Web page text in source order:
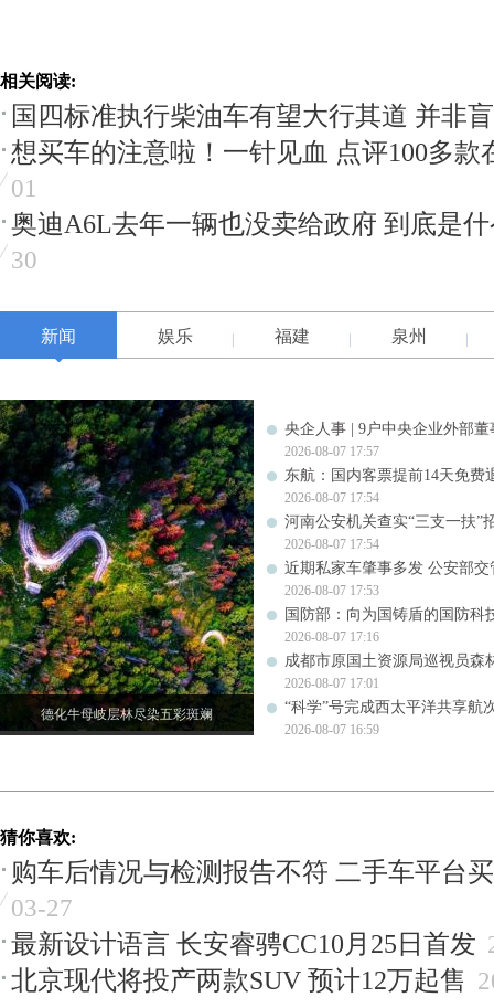
相关阅读:
国四标准执行柴油车有望大行其道 并非
想买车的注意啦！一针见血 点评100多款
01
奥迪A6L去年一辆也没卖给政府 到底是
30
新闻 娱乐 福建 泉州
德化牛母岐层林尽染五彩斑斓
央企人事 | 9户中央企业外部
2026-08-07 17:57
东航：国内客票提前14天免费
2026-08-07 17:54
河南公安机关查实“三支一扶”
2026-08-07 17:54
近期私家车肇事多发 公安部
2026-08-07 17:53
国防部：向为国铸盾的国防科
2026-08-07 17:16
成都市原国土资源局巡视员森
2026-08-07 17:01
“科学”号完成西太平洋共享航
2026-08-07 16:59
猜你喜欢:
购车后情况与检测报告不符 二手车平台
03-27
最新设计语言 长安睿骋CC10月25日首发
北京现代将投产两款SUV 预计12万起售